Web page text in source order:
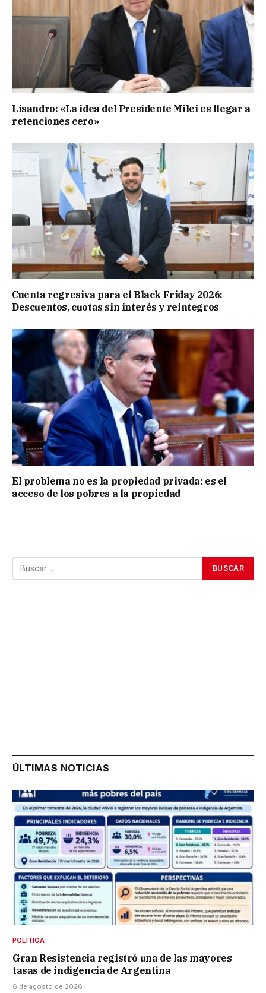
Lisandro: «La idea del Presidente Milei es llegar a
retenciones cero»
Cuenta regresiva para el Black Friday 2026:
Descuentos, cuotas sin interés y reintegros
El problema no es la propiedad privada: es el
acceso de los pobres a la propiedad
ÚLTIMAS NOTICIAS
POLÍTICA
Gran Resistencia registró una de las mayores
tasas de indigencia de Argentina
6 de agosto de 2026